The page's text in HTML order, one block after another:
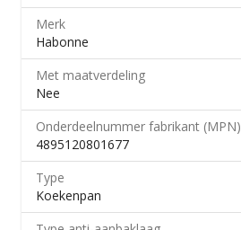
Merk
Habonne
Met maatverdeling
Nee
Onderdeelnummer fabrikant (MPN)
4895120801677
Type
Koekenpan